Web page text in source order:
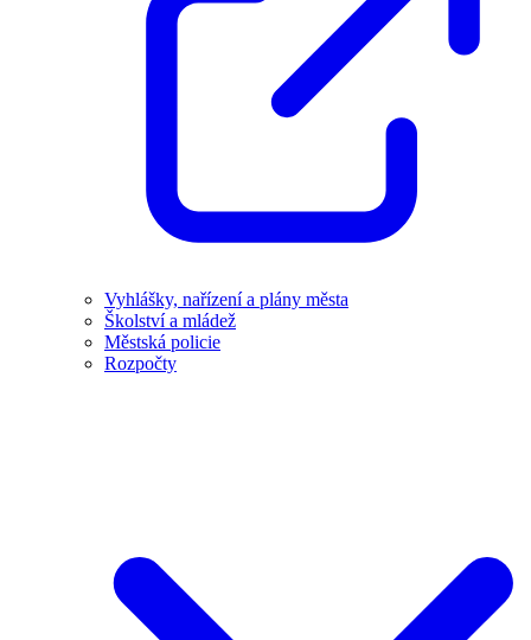
Vyhlášky, nařízení a plány města
Školství a mládež
Městská policie
Rozpočty